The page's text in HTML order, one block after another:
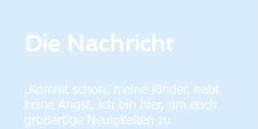
Die Nachricht
„Kommt schon, meine Kinder, habt
keine Angst, ich bin hier, um euch
großartige Neuigkeiten zu